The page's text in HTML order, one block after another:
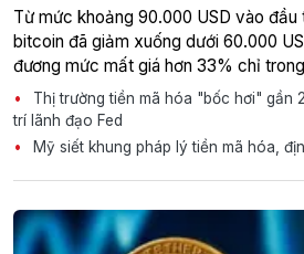
Từ mức khoảng 90.000 USD vào đầu
bitcoin đã giảm xuống dưới 60.000
đương mức mất giá hơn 33% chỉ
Thị trường tiền mã hóa "bốc hơi" gần
trí lãnh đạo Fed
Mỹ siết khung pháp lý tiền mã hóa,